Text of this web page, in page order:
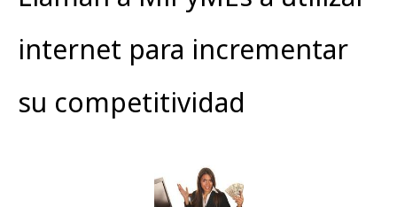
internet para incrementar
su competitividad